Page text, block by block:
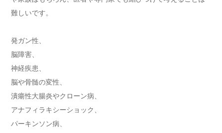
難しいです。
発ガン性、
脳障害、
神経疾患、
脳や骨髄の変性、
潰瘍性大腸炎やクローン病、
アナフィラキシーショック、
パーキンソン病、